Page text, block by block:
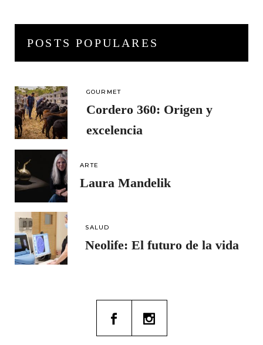
POSTS POPULARES
GOURMET
Cordero 360: Origen y
excelencia
ARTE
Laura Mandelik
SALUD
Neolife: El futuro de la vida